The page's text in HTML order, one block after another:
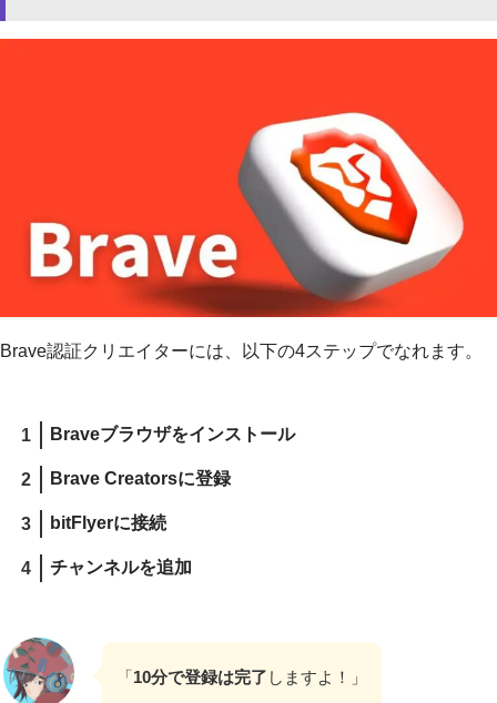
Brave認証クリエイターには、以下の4ステップでなれます。
Braveブラウザをインストール
Brave Creatorsに登録
bitFlyerに接続
チャンネルを追加
「 10分で登録は完了 しますよ！」